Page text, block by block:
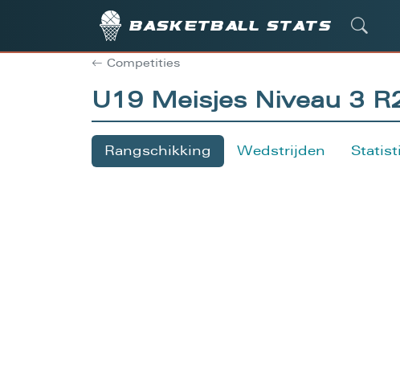
Basketball stats
Competities
U19 Meisjes Niveau 3
Rangschikking Wedstrijden